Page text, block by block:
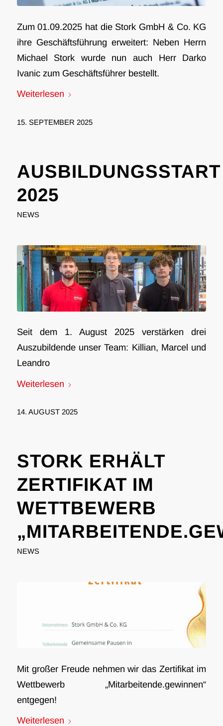
Zum 01.09.2025 hat die Stork GmbH & Co. KG
ihre Geschäftsführung erweitert: Neben Herrn
Michael Stork wurde nun auch Herr Darko
Ivanic zum Geschäftsführer bestellt.
Weiterlesen
15. SEPTEMBER 2025
AUSBILDUNGSSTART
2025
NEWS
Seit dem 1. August 2025 verstärken drei
Auszubildende unser Team: Killian, Marcel und
Leandro
Weiterlesen
14. AUGUST 2025
STORK ERHÄLT
ZERTIFIKAT IM
WETTBEWERB
NEWS
Mit großer Freude nehmen wir das Zertifikat im
Wettbewerb „Mitarbeitende.gewinnen“
entgegen!
Weiterlesen